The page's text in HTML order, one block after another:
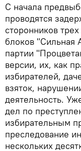
С начала
проводятся
сторонников
блоков "Сильная
партии
версии, их, как
избирателей,
взяток,
деятельность.
дел по
избирательным
преследование
нескольких